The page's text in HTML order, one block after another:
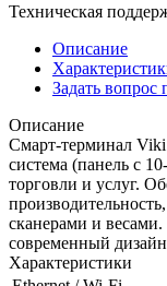
Техническая
Описание
Задать вопрос
Описание
Смарт-терминал
система (панель с
торговли и услуг.
сканерами и
современный
Характеристики